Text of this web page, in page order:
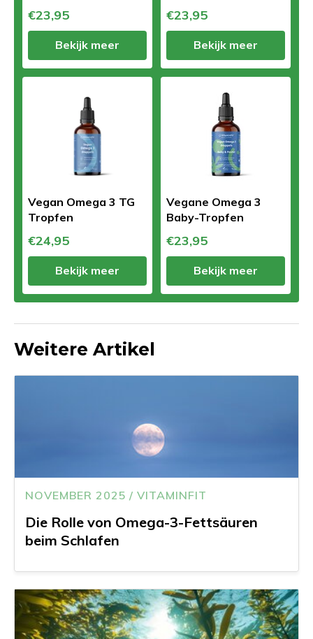
€23,95
Bekijk meer
€23,95
Bekijk meer
Vegan Omega 3 TG
Tropfen
€24,95
Bekijk meer
Vegane Omega 3
Baby-Tropfen
€23,95
Bekijk meer
Weitere Artikel
NOVEMBER 2025 / VITAMINFIT
Die Rolle von Omega-3-Fettsäuren
beim Schlafen